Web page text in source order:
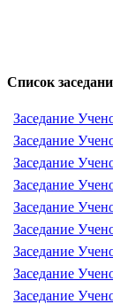
Список
Заседание
Заседание
Заседание
Заседание
Заседание
Заседание
Заседание
Заседание
Заседание